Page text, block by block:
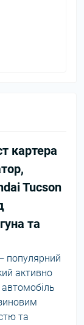
картера
Tucson
та
популярний
активно
автомобіль
та